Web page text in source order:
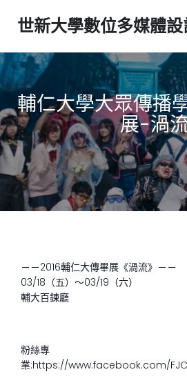
世新大學數位多媒體
輔仁大學大眾傳播
展-渦
－－2016輔仁大傳畢展《渦流》－－
03/18（五）～03/19（六）
輔大百鍊廳
粉絲專
業:https://www.facebook.com/